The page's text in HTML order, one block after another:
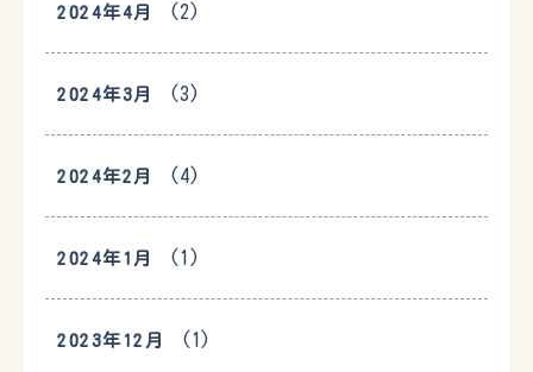
2024年4月 (2)
2024年3月 (3)
2024年2月 (4)
2024年1月 (1)
2023年12月 (1)